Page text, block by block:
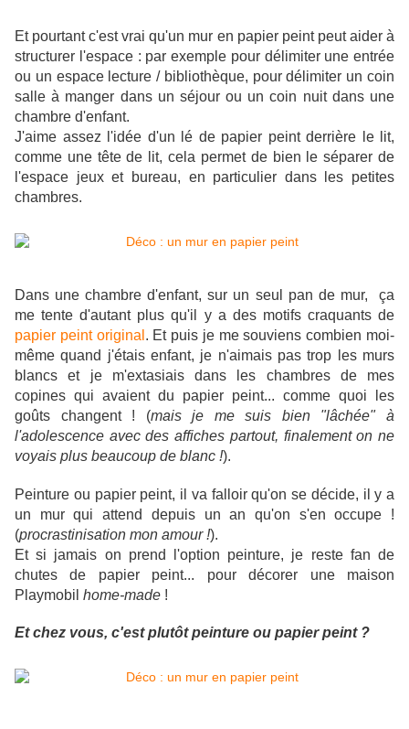
Et pourtant c'est vrai qu'un mur en papier peint peut aider à
structurer l'espace : par exemple pour délimiter une entrée
ou un espace lecture / bibliothèque, pour délimiter un coin
salle à manger dans un séjour ou un coin nuit dans une
chambre d'enfant.
J'aime assez l'idée d'un lé de papier peint derrière le lit,
comme une tête de lit, cela permet de bien le séparer de
l'espace jeux et bureau, en particulier dans les petites
chambres.
Dans une chambre d'enfant, sur un seul pan de mur, ça
me tente d'autant plus qu'il y a des motifs craquants de
papier peint original . Et puis je me souviens combien moi-
même quand j'étais enfant, je n'aimais pas trop les murs
blancs et je m'extasiais dans les chambres de mes
copines qui avaient du papier peint... comme quoi les
goûts changent ! (mais je me suis bien "lâchée" à
l'adolescence avec des affiches partout, finalement on ne
voyais plus beaucoup de blanc !).
Peinture ou papier peint, il va falloir qu'on se décide, il y a
un mur qui attend depuis un an qu'on s'en occupe !
(procrastinisation mon amour !).
Et si jamais on prend l'option peinture, je reste fan de
chutes de papier peint... pour décorer une maison
Playmobil home-made !
Et chez vous, c'est plutôt peinture ou papier peint ?